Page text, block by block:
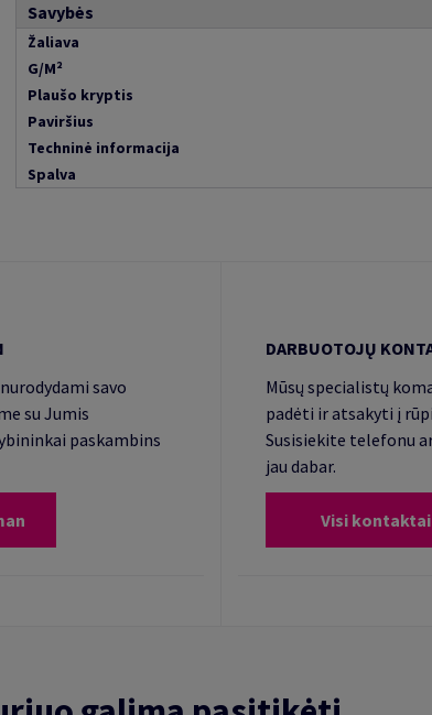
Savybės
Žaliava
G/M²
Plaušo kryptis
Paviršius
Techninė informacija
Spalva
savo
su Jumis
paskambins
DARBUOTOJŲ
Mūsų specialistų
padėti ir atsakyti į
Susisiekite telefonu
jau dabar.
Visi kontaktai